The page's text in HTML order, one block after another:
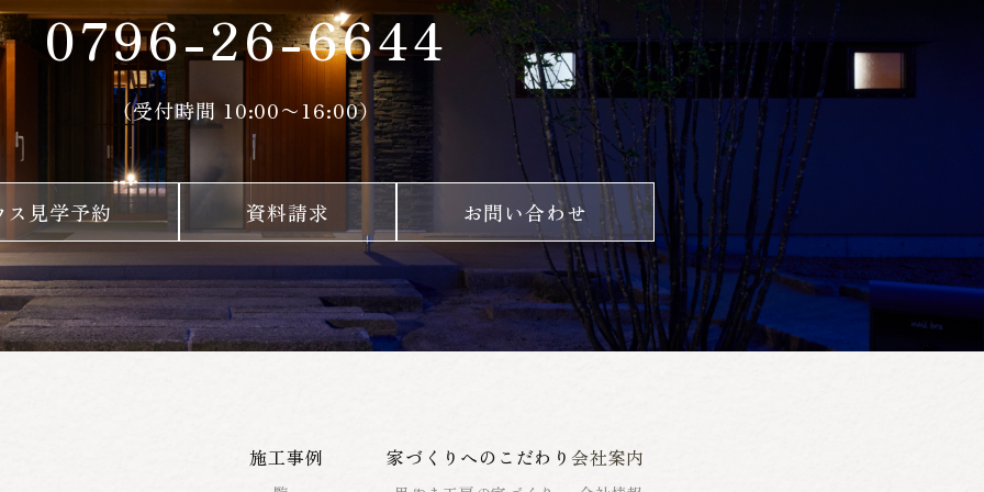
0796-26-6644
（受付時間 10:00〜16:00）
見学予約 資料請求 お問い合わせ
施工事例 家づくりへのこだわり 会社案内